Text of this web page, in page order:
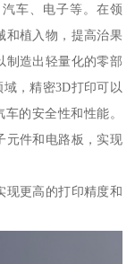
车、电子等。在领
和植入物，提高治果
制造出轻量化的零部
，精密3D打印可以
的安全性和性能。
元件和电路板，实现
现更高的打印精度和